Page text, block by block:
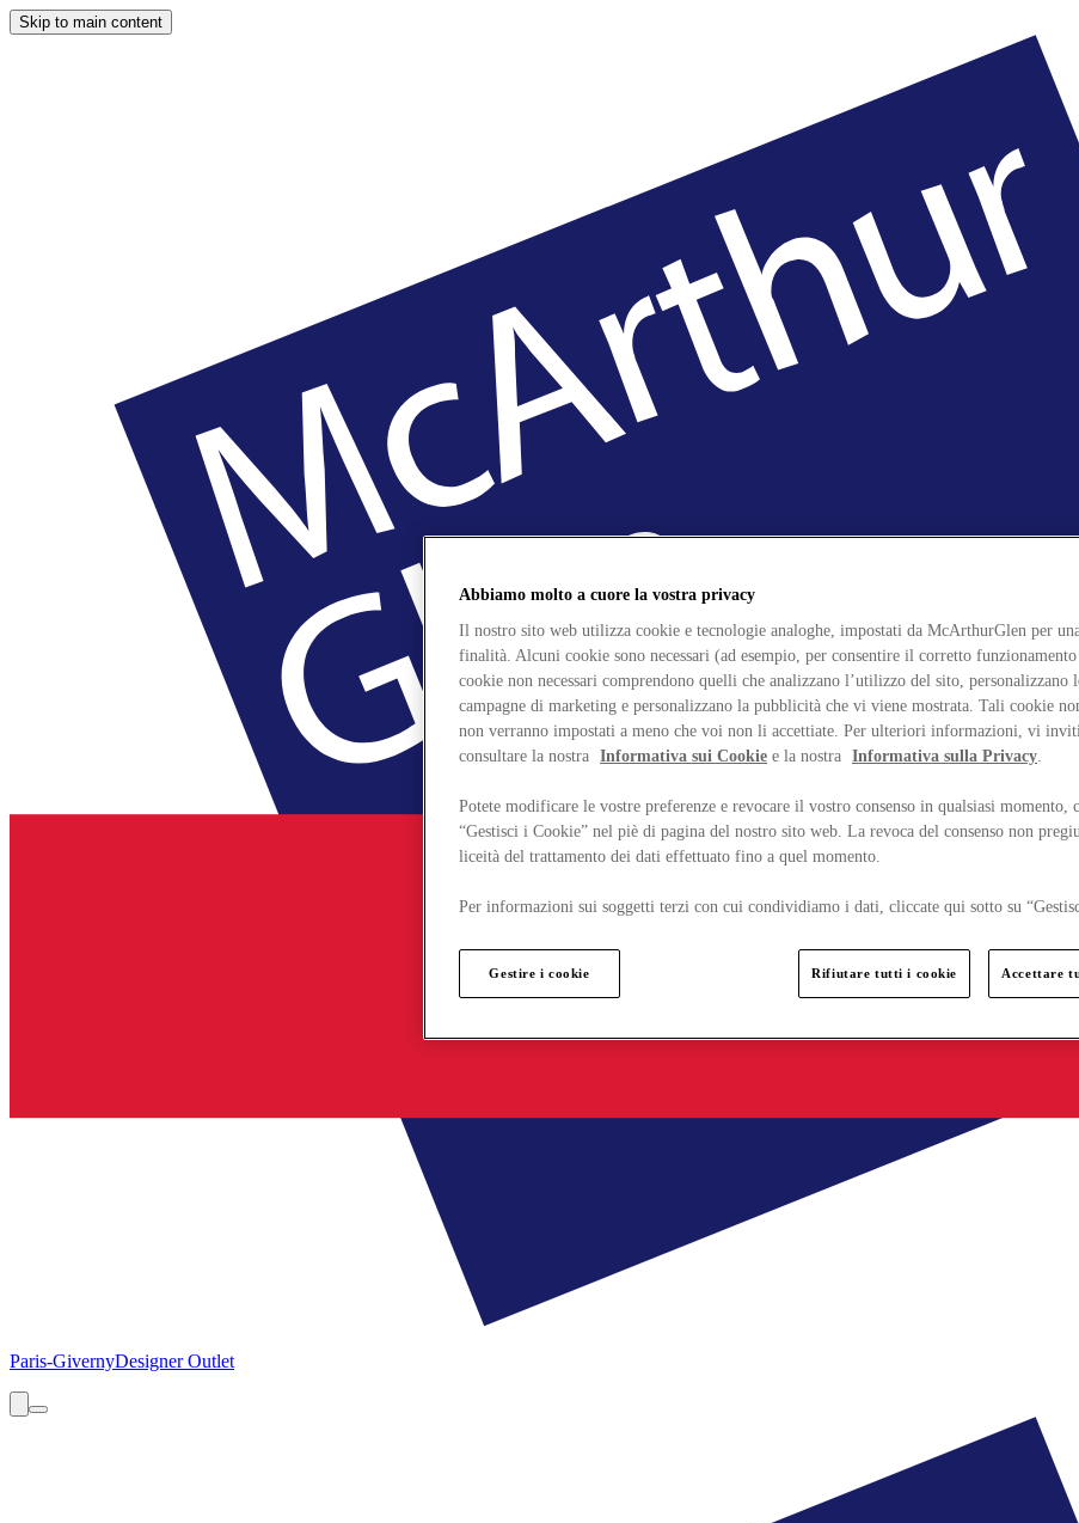
Skip to main content
Paris-GivernyDesigner Outlet
Abbiamo molto a cuore la vostra privacy
Il nostro sito web utilizza cookie e tecnologie analoghe, impostati da McArthurGlen per
finalità. Alcuni cookie sono necessari (ad esempio, per consentire il corretto
cookie non necessari comprendono quelli che analizzano l’utilizzo del sito, personalizzano
campagne di marketing e personalizzano la pubblicità che vi viene mostrata. Tali cookie
non verranno impostati a meno che voi non li accettiate. Per ulteriori informazioni, vi
consultare la nostra Informativa sui Cookie e la nostra Informativa sulla Privacy.
Potete modificare le vostre preferenze e revocare il vostro consenso in qualsiasi momento,
“Gestisci i Cookie” nel piè di pagina del nostro sito web. La revoca del consenso non
liceità del trattamento dei dati effettuato fino a quel momento.
Per informazioni sui soggetti terzi con cui condividiamo i dati, cliccate qui sotto su
Gestire i cookie Rifiutare tutti i cookie Accettare